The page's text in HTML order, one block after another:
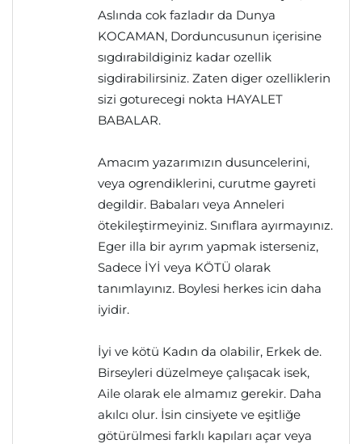
Aslında cok fazladır da Dunya
KOCAMAN, Dorduncusunun içerisine
sıgdırabildiginiz kadar ozellik
sigdirabilirsiniz. Zaten diger ozelliklerin
sizi goturecegi nokta HAYALET
BABALAR.
Amacım yazarımızın dusuncelerini,
veya ogrendiklerini, curutme gayreti
degildir. Babaları veya Anneleri
ötekileştirmeyiniz. Sınıflara ayırmayınız.
Eger illa bir ayrım yapmak isterseniz,
Sadece İYİ veya KÖTÜ olarak
tanımlayınız. Boylesi herkes icin daha
iyidir.
İyi ve kötü Kadın da olabilir, Erkek de.
Birseyleri düzelmeye çalışacak isek,
Aile olarak ele almamız gerekir. Daha
akılcı olur. İsin cinsiyete ve eşitliğe
götürülmesi farklı kapıları açar veya